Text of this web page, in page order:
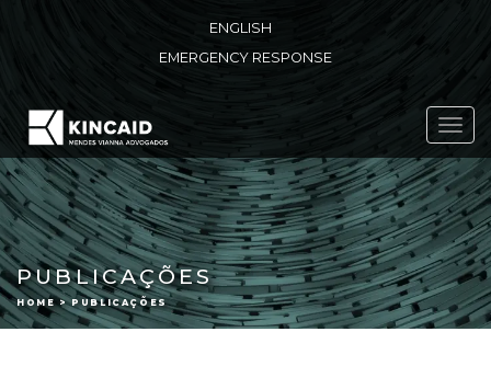
ENGLISH
EMERGENCY RESPONSE
PUBLICAÇÕES
HOME > PUBLICAÇÕES